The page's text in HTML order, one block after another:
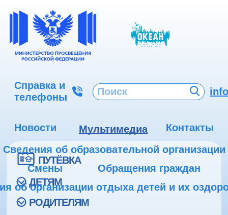
Справка и
телефоны
Новости Мультимедиа
Контакты
Сведения об образовательной организации
Смены
Обращения граждан
об организации отдыха детей и их
ПУТЁВКА
ДЕТЯМ
РОДИТЕЛЯМ